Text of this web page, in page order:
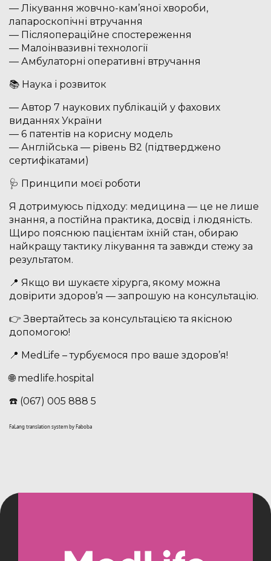
— Лікування жовчно-кам’яної хвороби,
лапароскопічні втручання
— Післяопераційне спостереження
— Малоінвазивні технології
— Амбулаторні оперативні втручання
📚 Наука і розвиток
— Автор 7 наукових публікацій у фахових
виданнях України
— 6 патентів на корисну модель
— Англійська — рівень B2 (підтверджено
сертифікатами)
🩺 Принципи моєї роботи
Я дотримуюсь підходу: медицина — це не лише
знання, а постійна практика, досвід і людяність.
Щиро пояснюю пацієнтам їхній стан, обираю
найкращу тактику лікування та завжди стежу за
результатом.
📍 Якщо ви шукаєте хірурга, якому можна
довірити здоров’я — запрошую на консультацію.
👉 Звертайтесь за консультацією та якісною
допомогою!
📍 MedLife – турбуємося про ваше здоров’я!
🌐 medlife.hospital
☎️ (067) 005 888 5
FaLang translation system by Faboba